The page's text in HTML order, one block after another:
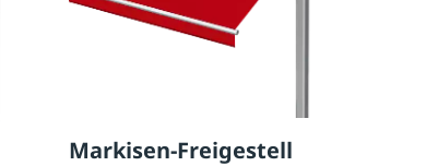
Markisen-Freigestell